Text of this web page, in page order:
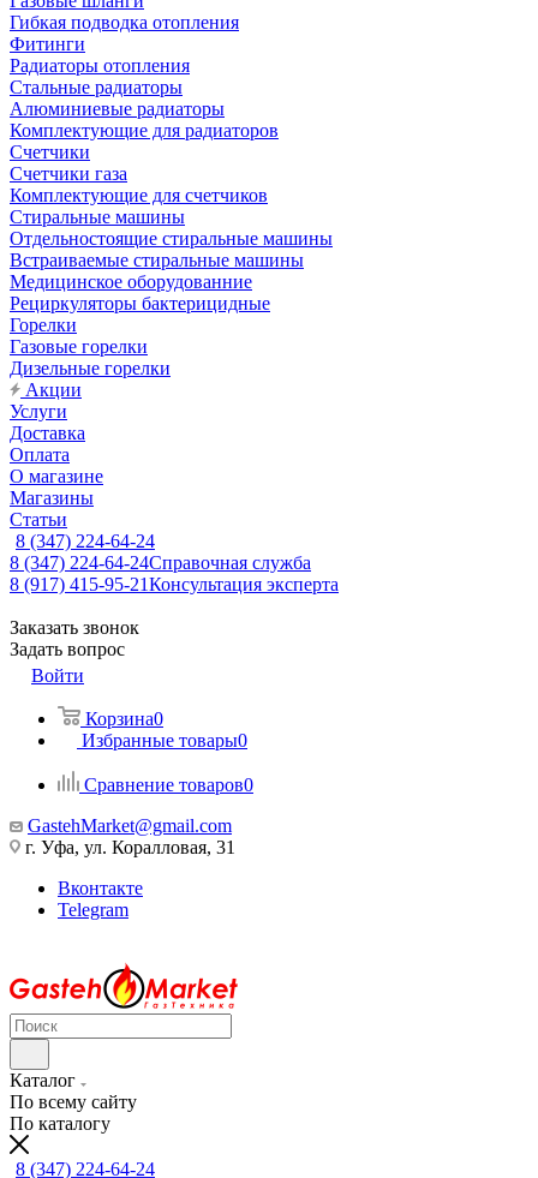
Гибкая подводка отопления
Фитинги
Радиаторы отопления
Стальные радиаторы
Алюминиевые радиаторы
Комплектующие для радиаторов
Счетчики
Счетчики газа
Комплектующие для счетчиков
Стиральные машины
Отдельностоящие стиральные машины
Встраиваемые стиральные машины
Медицинское оборудованние
Рециркуляторы бактерицидные
Горелки
Газовые горелки
Дизельные горелки
Акции
Услуги
Доставка
Оплата
О магазине
Магазины
Статьи
8 (347) 224-64-24
8 (347) 224-64-24Справочная служба
8 (917) 415-95-21Консультация эксперта
Заказать звонок
Задать вопрос
Войти
Корзина0
Избранные товары0
Сравнение товаров0
GastehMarket@gmail.com
г. Уфа, ул. Коралловая, 31
Вконтакте
Telegram
Каталог
По всему сайту
По каталогу
8 (347) 224-64-24